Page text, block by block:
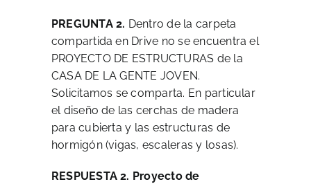
PREGUNTA 2. Dentro de la carpeta
compartida en Drive no se encuentra el
PROYECTO DE ESTRUCTURAS de la
CASA DE LA GENTE JOVEN.
Solicitamos se comparta. En particular
el diseño de las cerchas de madera
para cubierta y las estructuras de
hormigón (vigas, escaleras y losas).
RESPUESTA 2. Proyecto de